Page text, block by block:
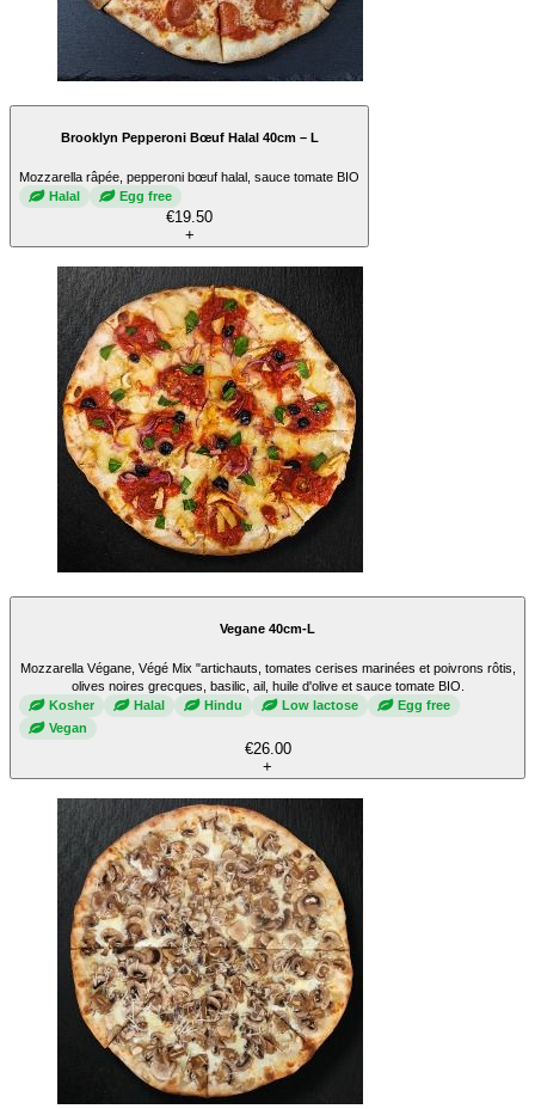
Brooklyn Pepperoni Bœuf Halal 40cm – L
Mozzarella râpée, pepperoni bœuf halal, sauce tomate BIO
Halal
Egg free
€19.50
+
Vegane 40cm-L
Mozzarella Végane, Végé Mix "artichauts, tomates cerises marinées et poivrons rôtis,
olives noires grecques, basilic, ail, huile d'olive et sauce tomate BIO.
Kosher
Halal Hindu Low lactose
Egg free
Vegan
€26.00
+